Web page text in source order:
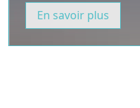
En savoir plus